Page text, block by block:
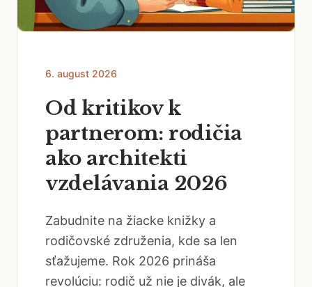
6. august 2026
Od kritikov k
partnerom: rodičia
ako architekti
vzdelávania 2026
Zabudnite na žiacke knižky a
rodičovské združenia, kde sa len
sťažujeme. Rok 2026 prináša
revolúciu: rodič už nie je divák, ale